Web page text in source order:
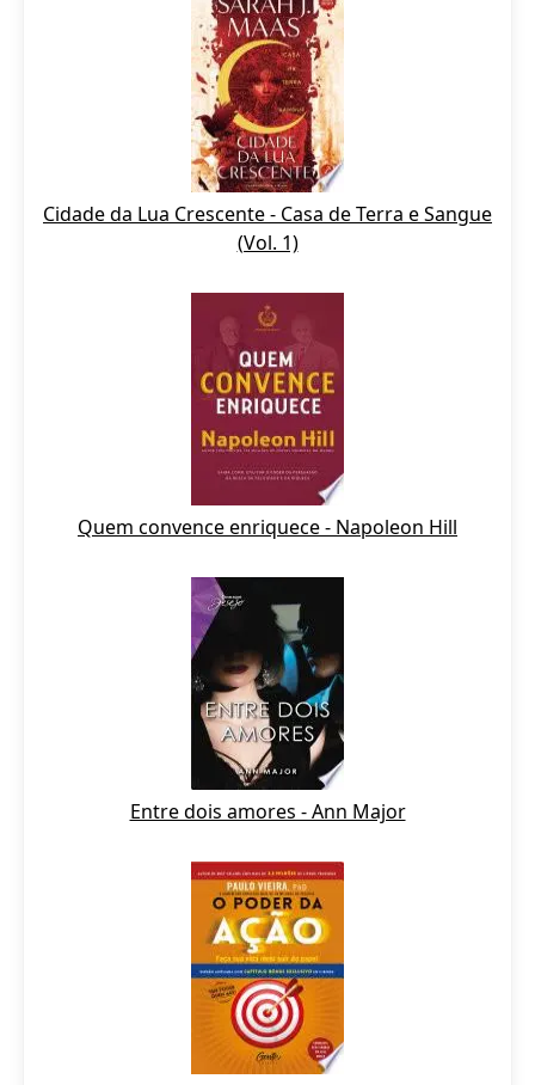
Cidade da Lua Crescente - Casa de Terra e Sangue
(Vol. 1)
Quem convence enriquece - Napoleon Hill
Entre dois amores - Ann Major